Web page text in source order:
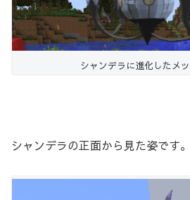
シャンデラに進化したメ
シャンデラの正面から見た姿です。